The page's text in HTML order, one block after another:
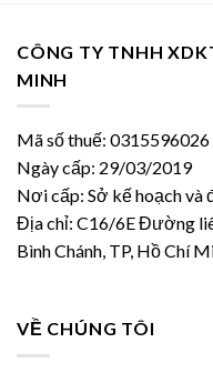
CÔNG TY TNHH
MINH
Mã số thuế: 0315596026
Ngày cấp: 29/03/2019
Nơi cấp: Sở kế hoạch và
Địa chỉ: C16/6E Đường
Bình Chánh, TP, Hồ Chí
VỀ CHÚNG TÔI